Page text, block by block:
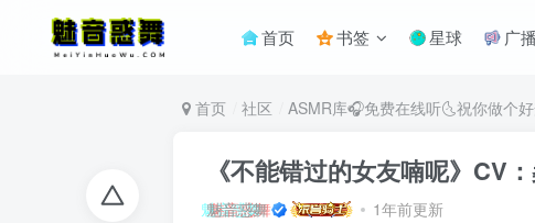
首页 书签 星球 广播
首页 社区 ASMR库🎧免费在线听🌜祝你做个
《不能错过的女友喃呢》CV
魅音惑舞 1年前更新